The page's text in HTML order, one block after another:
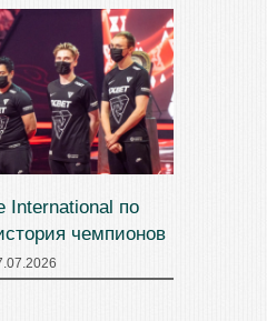
International по
чемпионов